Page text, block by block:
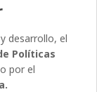
desarrollo, el
Políticas
por el